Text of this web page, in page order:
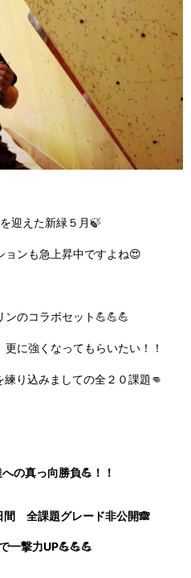
迎えた新緑５月🍃
ョンも急上昇中ですよね😍
ンのコラボセット💪💪💪
に強くなってもらいたい！！
練り込みましての全２０課題👊
の真っ向勝負💪！！
間 全課題グレード非公開🙈
一撃力UP💪💪💪